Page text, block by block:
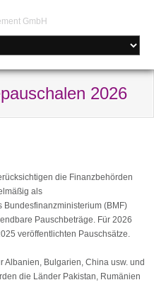
2026
die Finanzbehörden
als
(BMF)
Pauschbeträge. Für 2026
veröffentlichten Pauschsätze.
Albanien, Bulgarien, China usw. und
die Länder Pakistan, Rumänien